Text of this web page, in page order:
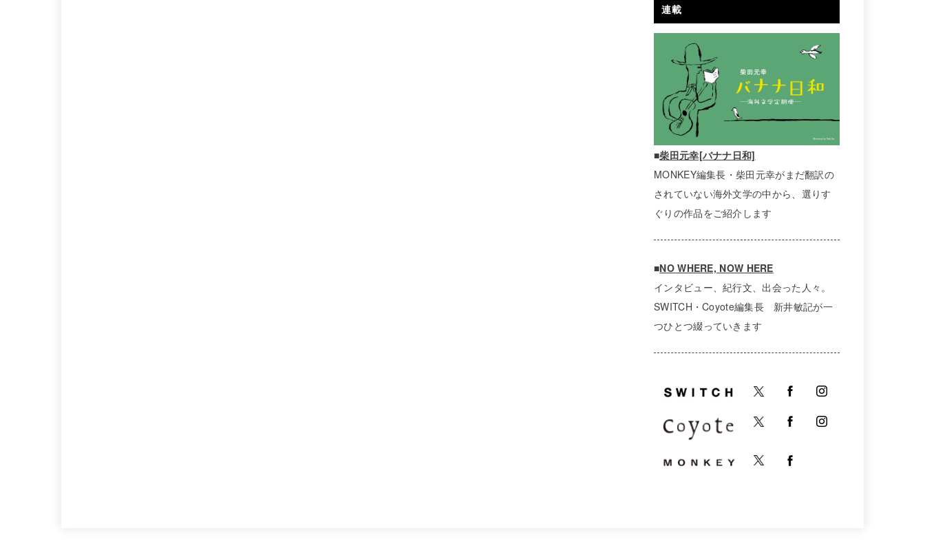
連載
■柴田元幸[バナナ日和]
MONKEY編集長・柴田元幸がまだ翻訳の
されていない海外文学の中から、選りす
ぐりの作品をご紹介します
■NO WHERE, NOW HERE
インタビュー、紀行文、出会った人々。
SWITCH・Coyote編集長 新井敏記が一
つひとつ綴っていきます